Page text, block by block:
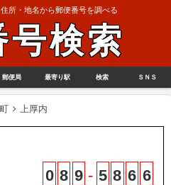
所・地名から郵便番号を調べる
号検索
郵便局 最寄り駅 検索 ＳＮＳ
上厚内
0 8 9 - 5 8 6 6